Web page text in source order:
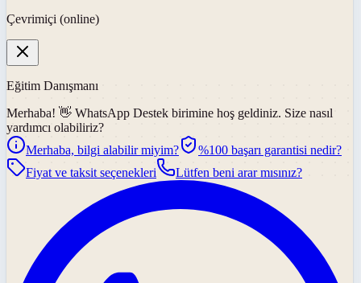
Çevrimiçi (online)
Eğitim Danışmanı
Merhaba! 👋 WhatsApp Destek birimine hoş geldiniz. Size nasıl
yardımcı olabiliriz?
Merhaba, bilgi alabilir miyim?
%100 başarı garantisi nedir?
Fiyat ve taksit seçenekleri
Lütfen beni arar mısınız?